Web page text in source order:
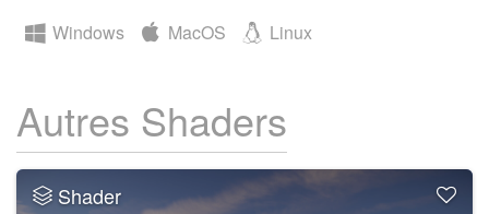
Windows
MacOS Linux
Autres Shaders
Shader